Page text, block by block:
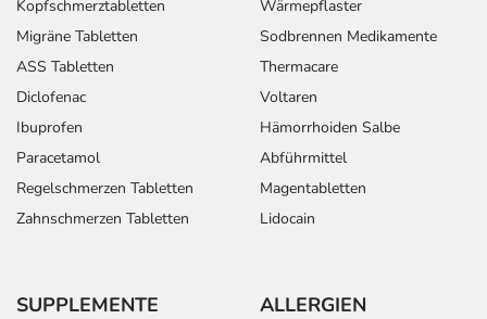
Kopfschmerztabletten
Migräne Tabletten
ASS Tabletten
Diclofenac
Ibuprofen
Paracetamol
Regelschmerzen Tabletten
Zahnschmerzen Tabletten
Wärmepflaster
Sodbrennen Medikamente
Thermacare
Voltaren
Hämorrhoiden Salbe
Abführmittel
Magentabletten
Lidocain
SUPPLEMENTE ALLERGIEN